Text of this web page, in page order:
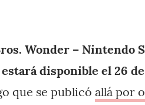
Wonder – Nintendo
estará disponible el 26
que se publicó allá por